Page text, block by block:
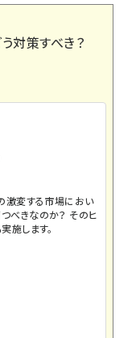
対策すべき？
の激変する市場におい
べきなのか？ そのヒ
施します。